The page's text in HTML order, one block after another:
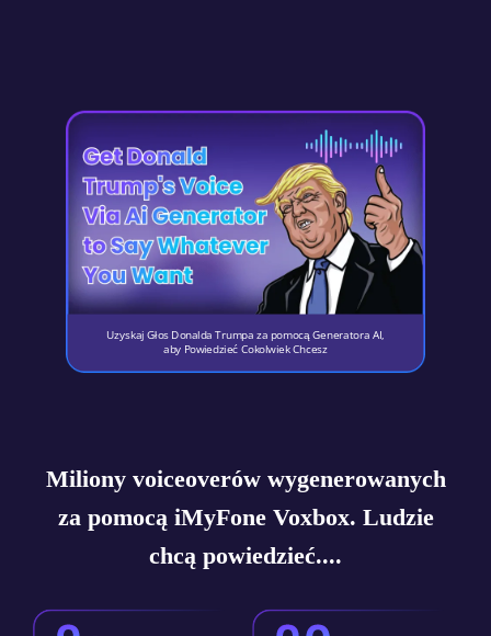
Uzyskaj Głos Donalda Trumpa za pomocą Generatora AI,
aby Powiedzieć Cokolwiek Chcesz
Miliony voiceoverów wygenerowanych
za pomocą iMyFone Voxbox. Ludzie
chcą powiedzieć....